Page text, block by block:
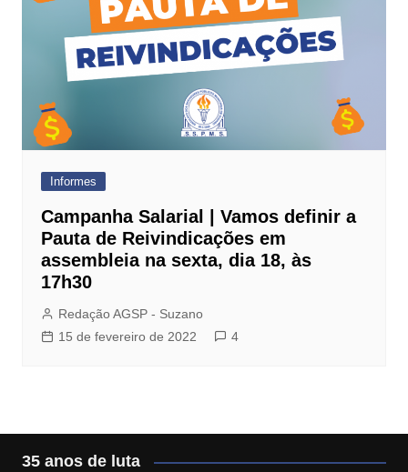
Informes
Campanha Salarial | Vamos definir a
Pauta de Reivindicações em
assembleia na sexta, dia 18, às
17h30
Redação AGSP - Suzano
15 de fevereiro de 2022
4
35 anos de luta